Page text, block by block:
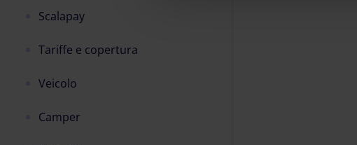
Scalapay
Tariffe e copertura
Veicolo
Camper